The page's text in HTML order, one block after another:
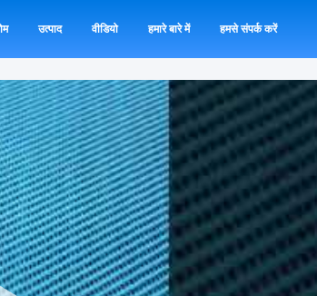
उत्पाद वीडियो हमारे बारे में हमसे संपर्क करें